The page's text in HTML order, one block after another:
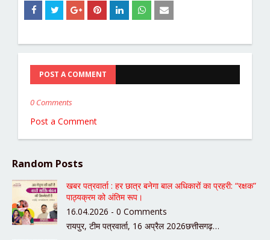
POST A COMMENT
0 Comments
Post a Comment
Random Posts
खबर पत्रवार्ता : हर छात्र बनेगा बाल अधिकारों का प्रहरी: “रक्षक”
पाठ्यक्रम को अंतिम रूप।
16.04.2026 - 0 Comments
रायपुर, टीम पत्रवार्ता, 16 अप्रैल 2026छत्तीसगढ़…